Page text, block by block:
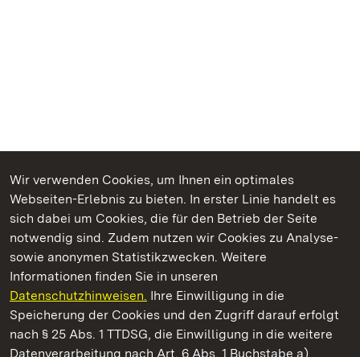
Wir verwenden Cookies, um Ihnen ein optimales
Webseiten-Erlebnis zu bieten. In erster Linie handelt es
sich dabei um Cookies, die für den Betrieb der Seite
notwendig sind. Zudem nutzen wir Cookies zu Analyse-
sowie anonymen Statistikzwecken. Weitere
Informationen finden Sie in unseren
Datenschutzhinweisen. Ihre Einwilligung in die
Speicherung der Cookies und den Zugriff darauf erfolgt
nach § 25 Abs. 1 TTDSG, die Einwilligung in die weitere
Datenverarbeitung nach Art. 6 Abs. 1 Buchstabe a)
Kommen. Staunen. Genießen.
Staatliche Schlösser und Gärten Baden‑Württemberg
Staatliche Schlösser und Gärten Baden-Württemberg